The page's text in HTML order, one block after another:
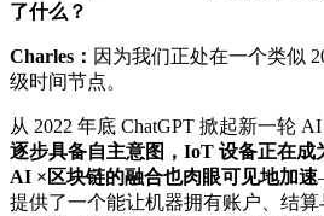
了什么？
Charles： 因为我们正处在一个类似
级时间节点。
从 2022 年底 ChatGPT 掀起新一轮 AI
逐步具备自主意图，IoT 设备正在成
AI ×区块链的融合也肉眼可见地加速
提供了一个能让机器拥有账户、结